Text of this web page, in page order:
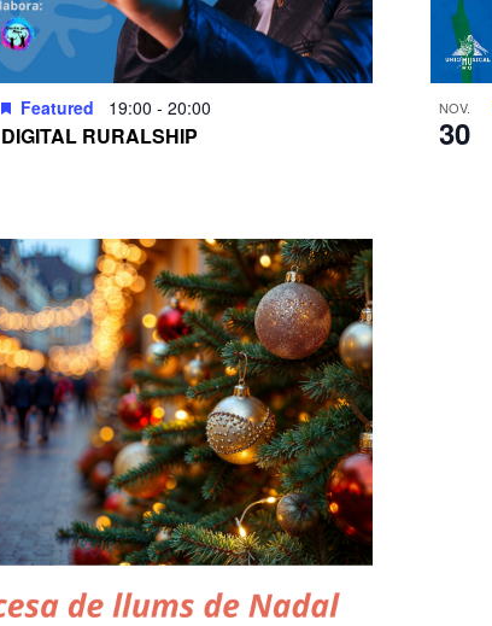
DIGITAL RURALSHIP
Featured 19:00 - 20:00 NOV.
30